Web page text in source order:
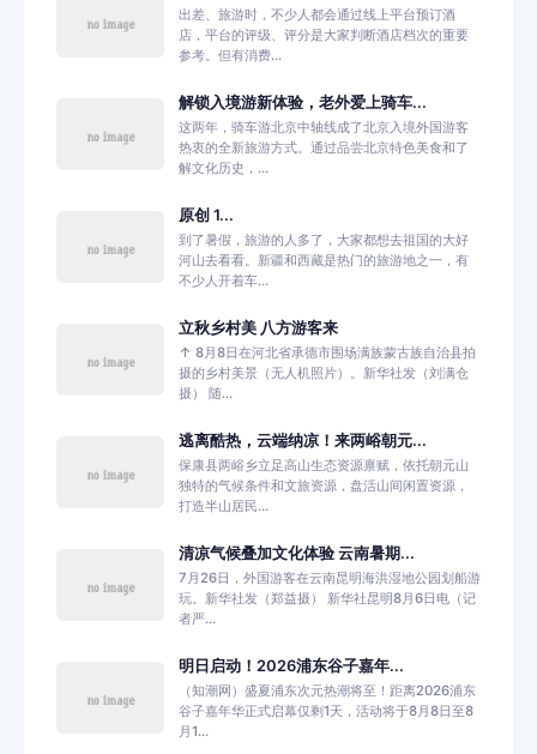
出差、旅游时，不少人都会通过线上平台预订酒
店，平台的评级、评分是大家判断酒店档次的重要
参考。但有消费...
解锁入境游新体验，老外爱上骑车...
这两年，骑车游北京中轴线成了北京入境外国游客
热衷的全新旅游方式。通过品尝北京特色美食和了
解文化历史，...
原创 1...
到了暑假，旅游的人多了，大家都想去祖国的大好
河山去看看。新疆和西藏是热门的旅游地之一，有
不少人开着车...
立秋乡村美 八方游客来
↑ 8月8日在河北省承德市围场满族蒙古族自治县拍
摄的乡村美景（无人机照片）。新华社发（刘满仓
摄） 随...
逃离酷热，云端纳凉！来两峪朝元...
保康县两峪乡立足高山生态资源禀赋，依托朝元山
独特的气候条件和文旅资源，盘活山间闲置资源，
打造半山居民...
清凉气候叠加文化体验 云南暑期...
7月26日，外国游客在云南昆明海洪湿地公园划船游
玩。新华社发（郑益摄） 新华社昆明8月6日电（记
者严...
明日启动！2026浦东谷子嘉年...
（知潮网）盛夏浦东次元热潮将至！距离2026浦东
谷子嘉年华正式启幕仅剩1天，活动将于8月8日至8
月1...